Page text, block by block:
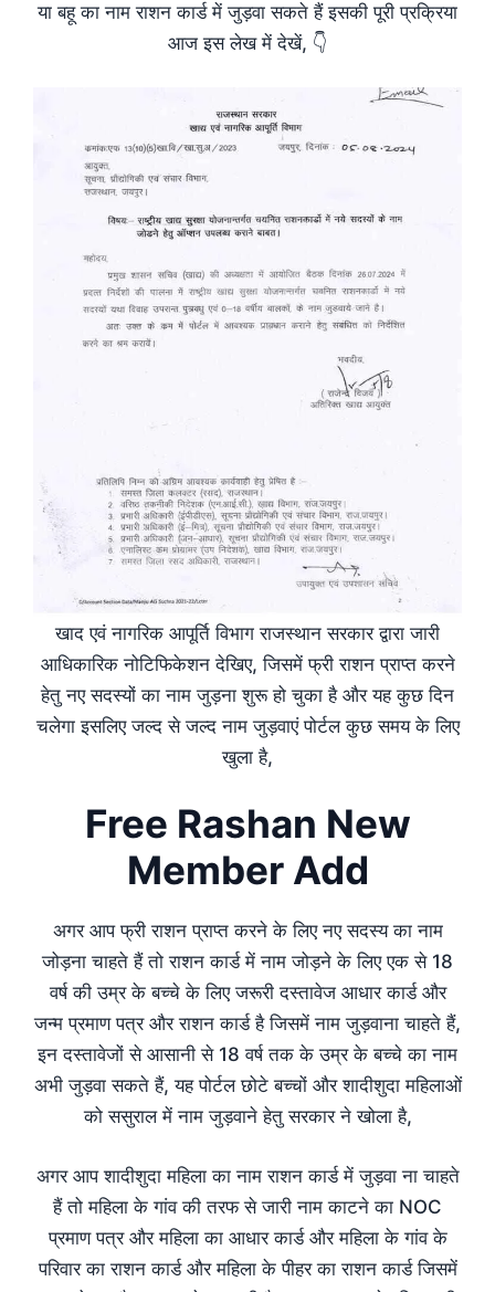
या बहू का नाम राशन कार्ड में जुड़वा सकते हैं इसकी पूरी प्रक्रिया
आज इस लेख में देखें, 👇
खाद एवं नागरिक आपूर्ति विभाग राजस्थान सरकार द्वारा जारी
आधिकारिक नोटिफिकेशन देखिए, जिसमें फ्री राशन प्राप्त करने
हेतु नए सदस्यों का नाम जुड़ना शुरू हो चुका है और यह कुछ दिन
चलेगा इसलिए जल्द से जल्द नाम जुड़वाएं पोर्टल कुछ समय के लिए
खुला है,
Free Rashan New
Member Add
अगर आप फ्री राशन प्राप्त करने के लिए नए सदस्य का नाम
जोड़ना चाहते हैं तो राशन कार्ड में नाम जोड़ने के लिए एक से 18
वर्ष की उम्र के बच्चे के लिए जरूरी दस्तावेज आधार कार्ड और
जन्म प्रमाण पत्र और राशन कार्ड है जिसमें नाम जुड़वाना चाहते हैं,
इन दस्तावेजों से आसानी से 18 वर्ष तक के उम्र के बच्चे का नाम
अभी जुड़वा सकते हैं, यह पोर्टल छोटे बच्चों और शादीशुदा महिलाओं
को ससुराल में नाम जुड़वाने हेतु सरकार ने खोला है,
अगर आप शादीशुदा महिला का नाम राशन कार्ड में जुड़वा ना चाहते
हैं तो महिला के गांव की तरफ से जारी नाम काटने का NOC
प्रमाण पत्र और महिला का आधार कार्ड और महिला के गांव के
परिवार का राशन कार्ड और महिला के पीहर का राशन कार्ड जिसमें